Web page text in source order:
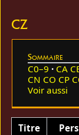
CZ
Sommaire
C0–9 CA
CN CO CP
Voir aussi
Titre